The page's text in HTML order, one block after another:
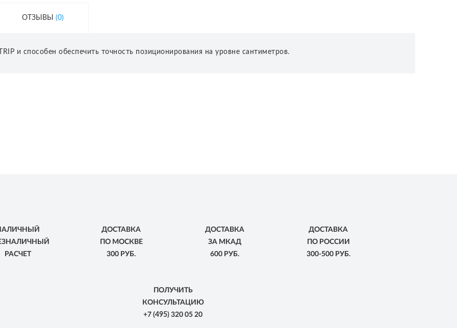
ОТЗЫВЫ (0)
и способен обеспечить точность позиционирования на уровне сантиметров.
РАСЧЕТ
ДОСТАВКА
ПО МОСКВЕ
300 РУБ.
ДОСТАВКА
ЗА МКАД
600 РУБ.
ДОСТАВКА
ПО РОССИИ
300-500 РУБ.
ПОЛУЧИТЬ
КОНСУЛЬТАЦИЮ
+7 (495) 320 05 20